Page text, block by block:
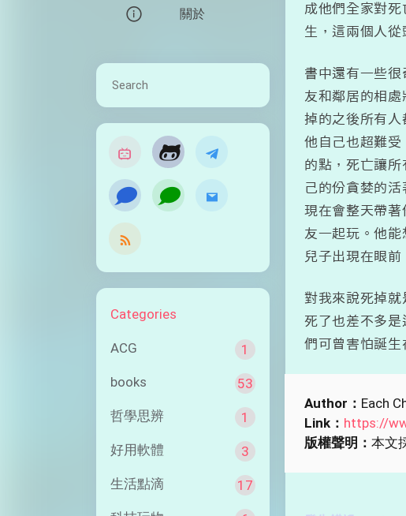
關於

󰭹 󰭹
Categories
ACG 1
books 53
哲學思辨 1
好用軟體 3
生活點滴 17
成他們全家對
生，這兩個人從
書中還有一些
友和鄰居的相
掉的之後所有人
他自己也超難受
的點，死亡讓
己的份貪婪的
現在會整天帶
友一起玩。他
兒子出現在眼前
對我來說死掉就
死了也差不多
們可曾害怕誕生
Author： Each
Link： https://
版權聲明： 本文